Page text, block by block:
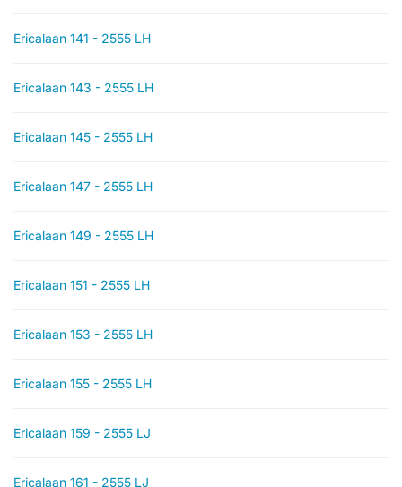
Ericalaan 141 - 2555 LH
Ericalaan 143 - 2555 LH
Ericalaan 145 - 2555 LH
Ericalaan 147 - 2555 LH
Ericalaan 149 - 2555 LH
Ericalaan 151 - 2555 LH
Ericalaan 153 - 2555 LH
Ericalaan 155 - 2555 LH
Ericalaan 159 - 2555 LJ
Ericalaan 161 - 2555 LJ